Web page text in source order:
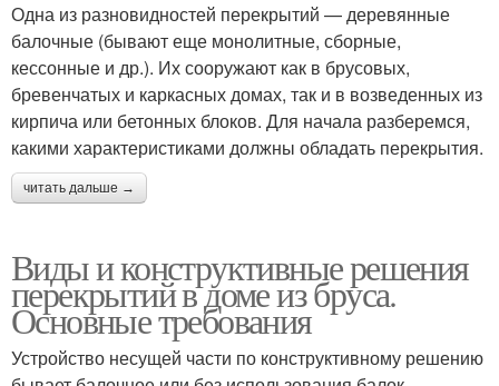
Одна из разновидностей перекрытий — деревянные
балочные (бывают еще монолитные, сборные,
кессонные и др.). Их сооружают как в брусовых,
бревенчатых и каркасных домах, так и в возведенных из
кирпича или бетонных блоков. Для начала разберемся,
какими характеристиками должны обладать перекрытия.
читать дальше →
Виды и конструктивные решения
перекрытий в доме из бруса.
Основные требования
Устройство несущей части по конструктивному решению